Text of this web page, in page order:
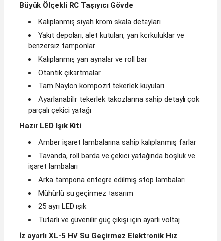
Büyük Ölçekli RC Taşıyıcı Gövde
Kalıplanmış siyah krom skala detayları
Yakıt depoları, alet kutuları, yan korkuluklar ve
benzersiz tamponlar
Kalıplanmış yan aynalar ve roll bar
Otantik çıkartmalar
Tam Naylon kompozit tekerlek kuyuları
Ayarlanabilir tekerlek takozlarına sahip detaylı çok
parçalı çekici yatağı
Hazır LED Işık Kiti
Amber işaret lambalarına sahip kalıplanmış farlar
Tavanda, roll barda ve çekici yatağında boşluk ve
işaret lambaları
Arka tampona entegre edilmiş stop lambaları
Mühürlü su geçirmez tasarım
25 ayrı LED ışık
Tutarlı ve güvenilir güç çıkışı için ayarlı voltaj
İz ayarlı XL-5 HV Su Geçirmez Elektronik Hız